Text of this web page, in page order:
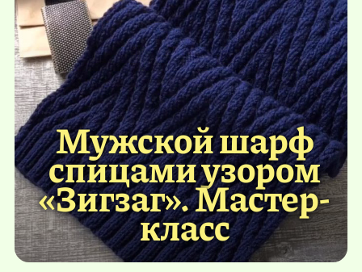
Мужской шарф
спицами узором
«Зигзаг». Мастер-
класс